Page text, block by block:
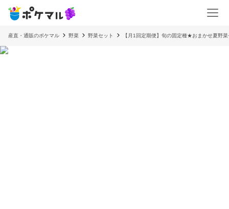
産直・通販のポケマル 野菜 野菜セット 【月1回定期便】旬の固定種★おまかせ夏野